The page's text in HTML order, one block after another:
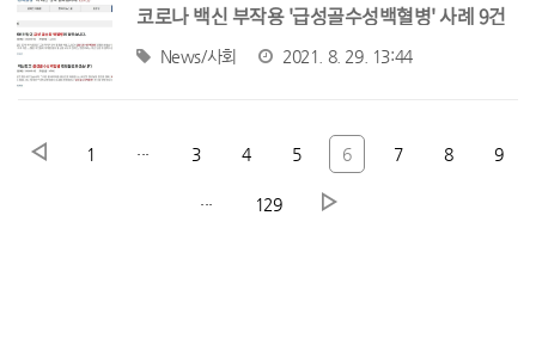
코로나 백신 부작용 '급성골수성백혈병' 사례 9건
확인 News/사회 2021. 8. 29. 13:44
1 ··· 3 4 5 6 7 8 9
··· 129